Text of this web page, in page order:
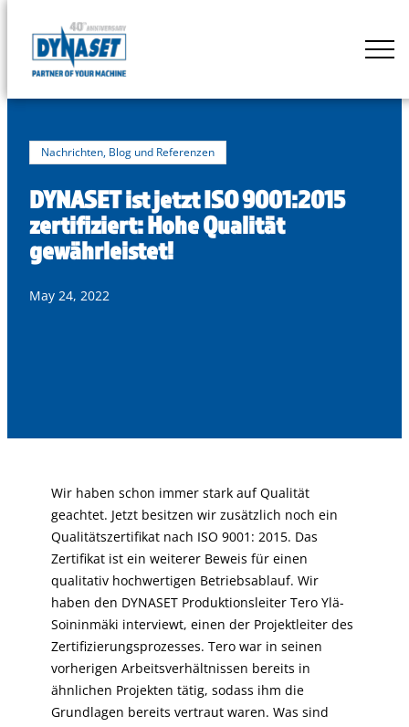
content
DYNASET
Nachrichten, Blog und Referenzen
DYNASET ist jetzt ISO 9001:2015
zertifiziert: Hohe Qualität
gewährleistet!
May 24, 2022
Wir haben schon immer stark auf Qualität
geachtet. Jetzt besitzen wir zusätzlich noch ein
Qualitätszertifikat nach ISO 9001: 2015. Das
Zertifikat ist ein weiterer Beweis für einen
qualitativ hochwertigen Betriebsablauf. Wir
haben den DYNASET Produktionsleiter Tero Ylä-
Soininmäki interviewt, einen der Projektleiter des
Zertifizierungsprozesses. Tero war in seinen
vorherigen Arbeitsverhältnissen bereits in
ähnlichen Projekten tätig, sodass ihm die
Grundlagen bereits vertraut waren. Was sind